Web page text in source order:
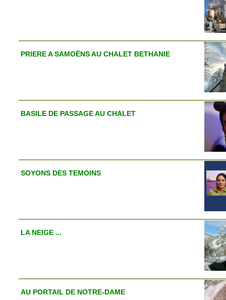
PRIERE A SAMOËNS AU CHALET BETHANIE
BASILE DE PASSAGE AU CHALET
SOYONS DES TEMOINS
LA NEIGE ...
AU PORTAIL DE NOTRE-DAME